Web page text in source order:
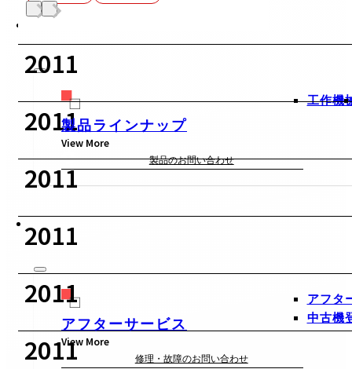
製品ラインナップ
View More
製品のお問い合わせ
工作機
アフターサービス
View More
修理・故障のお問い合わせ
アフタ
中古機
2011
2011
2011
2011
2011
2011